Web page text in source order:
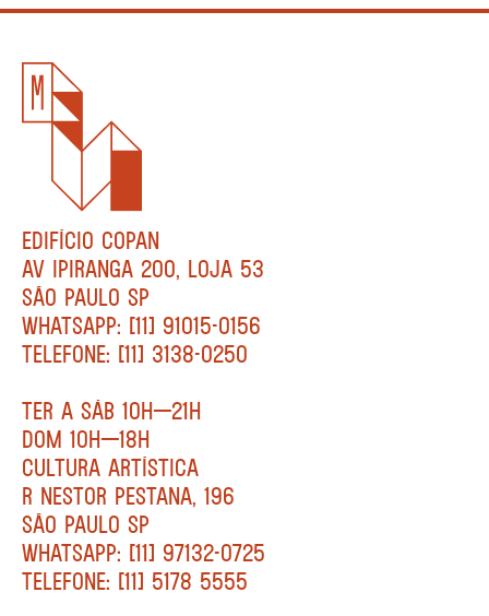
EDIFÍCIO COPAN
AV IPIRANGA 200, LOJA 53
SÃO PAULO SP
WHATSAPP: [11] 91015-0156
TELEFONE: [11] 3138-0250
TER A SÁB 10H—21H
DOM 10H—18H
CULTURA ARTÍSTICA
R NESTOR PESTANA, 196
SÃO PAULO SP
WHATSAPP: [11] 97132-0725
TELEFONE: [11] 5178 5555